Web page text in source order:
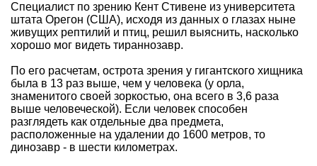
Специалист по зрению Кент Стивене из университета
штата Орегон (США), исходя из данных о глазах ныне
живущих рептилий и птиц, решил выяснить, насколько
хорошо мог видеть тираннозавр.
По его расчетам, острота зрения у гигантского хищника
была в 13 раз выше, чем у человека (у орла,
знаменитого своей зоркостью, она всего в 3,6 раза
выше человеческой). Если человек способен
разглядеть как отдельные два предмета,
расположенные на удалении до 1600 метров, то
динозавр - в шести километрах.